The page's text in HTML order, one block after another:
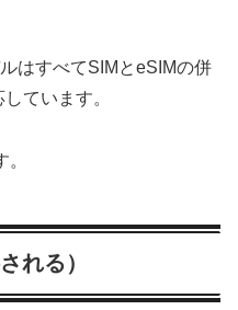
はすべてSIMとeSIMの併
ています。
れる）